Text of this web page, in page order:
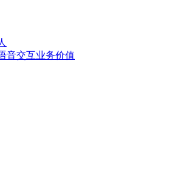
音交互业务价值